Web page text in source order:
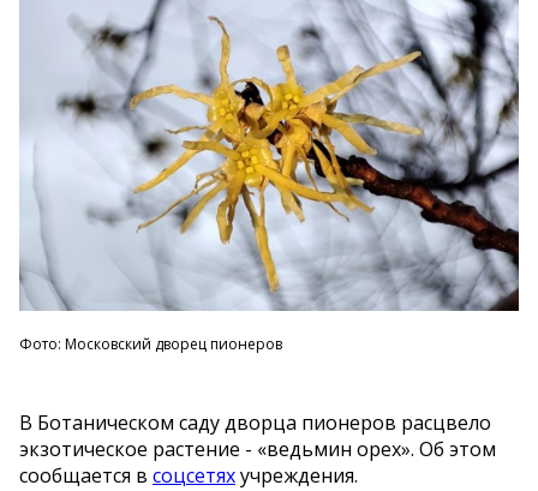
Фото: Московский дворец пионеров
В Ботаническом саду дворца пионеров расцвело
экзотическое растение - «ведьмин орех». Об этом
сообщается в соцсетяхучреждения.